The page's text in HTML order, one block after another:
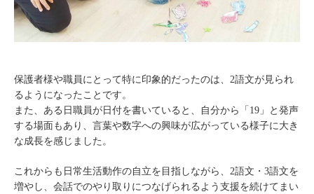
保護者様や職員にとって特に印象的だったのは、2語文が見られ
るようになったことです。
また、ある日職員が日付を書いていると、自分から「19」と発声
する場面もあり、言葉や数字への興味が広がっている様子に大き
な成長を感じました。
これからも日常生活動作の自立を目指しながら、2語文・3語文を
増やし、会話でのやり取りにつなげられるよう支援を続けてまい